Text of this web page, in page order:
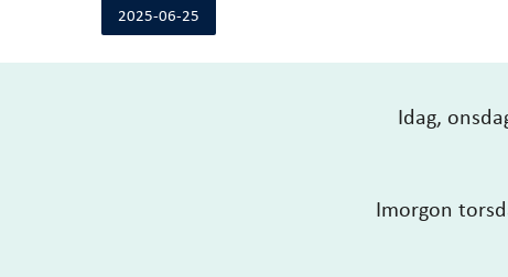
2025-06-25
Idag,
Imorgon